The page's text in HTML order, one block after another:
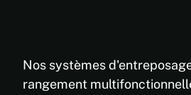
Nos systèmes
rangement